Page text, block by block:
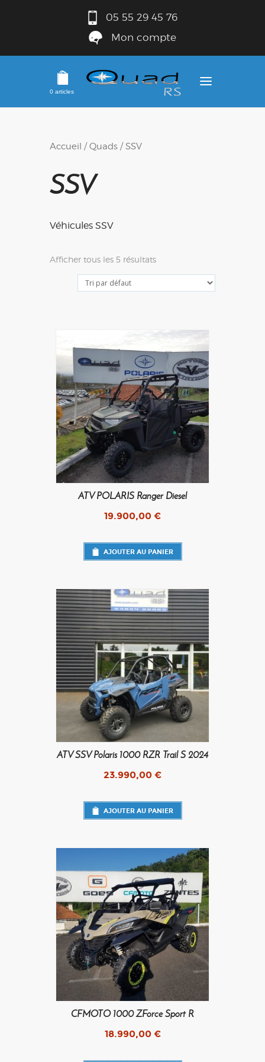
05 55 29 45 76
Mon compte
0 articles
Accueil /Quads / SSV
SSV
Véhicules SSV
Afficher tous les 5 résultats
ATV POLARIS Ranger Diesel
19.900,00 €
AJOUTER AU PANIER
ATV SSV Polaris 1000 RZR Trail S 2024
23.990,00 €
AJOUTER AU PANIER
CFMOTO 1000 ZForce Sport R
18.990,00 €